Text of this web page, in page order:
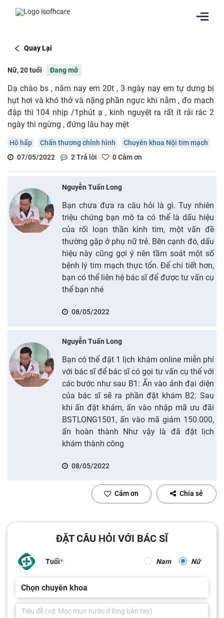
Quay Lại
Nữ, 20 tuổi Đang mở
Dạ chào bs , năm nay em 20t , 3 ngày nay em tự dưng bị
hụt hơi và khó thở và nặng phần ngực khi nằm , đo mạch
đập thì 104 nhịp /1phút ạ , kinh nguyệt ra rất ít rải rác 2
ngày thì ngừng , đứng lâu hay mệt
Hô hấp Chấn thương chỉnh hình
Chuyên khoa Nội tim mạch
07/05/2022
2Trả lời 0Cảm ơn
Nguyễn Tuấn Long
Bạn chưa đưa ra câu hỏi là gì. Tuy nhiên
triệu chứng bạn mô ta có thể là dấu hiệu
của rối loạn thần kinh tim, một vấn đề
thường gặp ở phụ nữ trẻ. Bên cạnh đó, dấu
hiệu này cũng gợi ý nên tầm soát một số
bệnh lý tim mạch thực tổn. Để chi tiết hơn,
bạn có thể liên hệ bác sĩ để được tư vấn cụ
thể bạn nhé
08/05/2022
Nguyễn Tuấn Long
Bạn có thể đặt 1 lịch khám online miễn phí
với bác sĩ để bác sĩ có gọi tư vấn cụ thể với
các bước như sau B1: Ấn vào ảnh đại diện
của bác sĩ sẽ ra phần đặt khám B2: Sau
khi ấn đặt khám, ấn vào nhập mã ưu đãi
BSTLONG1501, ấn vào mã giảm 150.000,
ấn hoàn thành Như vậy là đã đặt lịch
khám thành công
08/05/2022
Cảm ơn Chia sẻ
ĐẶT CÂU HỎI VỚI BÁC SĨ
Tuổi Nam Nữ
Chọn chuyên khoa